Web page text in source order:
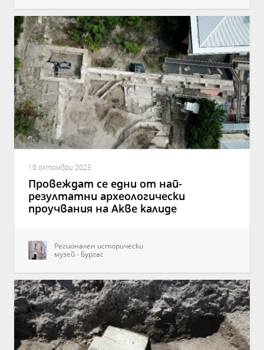
10 октомври 2023
Провеждат се едни от най-
резултатни археологически
проучвания на Акве калиде
Регионален исторически
музей - Бургас